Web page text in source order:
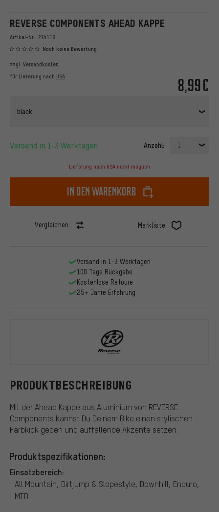
REVERSE COMPONENTS AHEAD KAPPE
Artikel-Nr.: 214118
Noch keine Bewertung
8,99€
zzgl. Versandkosten
für Lieferung nach USA
black
Versand in 1-3 Werktagen Anzahl: 1
Lieferung nach USA nicht möglich
In den Warenkorb
Vergleichen Merkliste
PRODUKTBESCHREIBUNG
Mit der Ahead Kappe aus Aluminium von REVERSE
Components kannst Du Deinem Bike einen stylischen
Farbkick geben und auffallende Akzente setzen.
Produktspezifikationen:
Einsatzbereich:
All Mountain, Dirtjump & Slopestyle, Downhill, Enduro,
MTB
Versand in 1-3 Werktagen
100 Tage Rückgabe
Kostenlose Retoure
25+ Jahre Erfahrung